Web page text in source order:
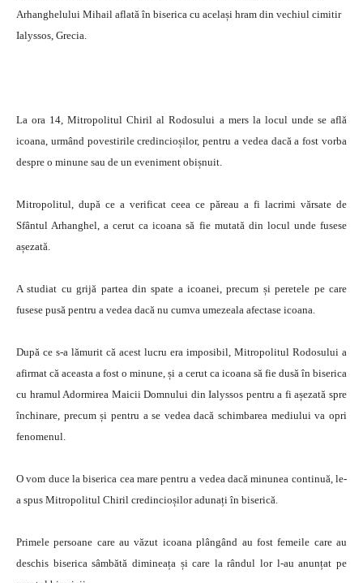
Arhanghelului Mihail aflată în biserica cu același hram din vechiul cimitir
Ialyssos, Grecia.
La ora 14, Mitropolitul Chiril al Rodosului a mers la locul unde se află
icoana, urmând povestirile credincioșilor, pentru a vedea dacă a fost vorba
despre o minune sau de un eveniment obișnuit.
Mitropolitul, după ce a verificat ceea ce păreau a fi lacrimi vărsate de
Sfântul Arhanghel, a cerut ca icoana să fie mutată din locul unde fusese
așezată.
A studiat cu grijă partea din spate a icoanei, precum și peretele pe care
fusese pusă pentru a vedea dacă nu cumva umezeala afectase icoana.
După ce s-a lămurit că acest lucru era imposibil, Mitropolitul Rodosului a
afirmat că aceasta a fost o minune, și a cerut ca icoana să fie dusă în biserica
cu hramul Adormirea Maicii Domnului din Ialyssos pentru a fi așezată spre
închinare, precum și pentru a se vedea dacă schimbarea mediului va opri
fenomenul.
O vom duce la biserica cea mare pentru a vedea dacă minunea continuă, le-
a spus Mitropolitul Chiril credincioșilor adunați în biserică.
Primele persoane care au văzut icoana plângând au fost femeile care au
deschis biserica sâmbătă dimineața și care la rândul lor l-au anunțat pe